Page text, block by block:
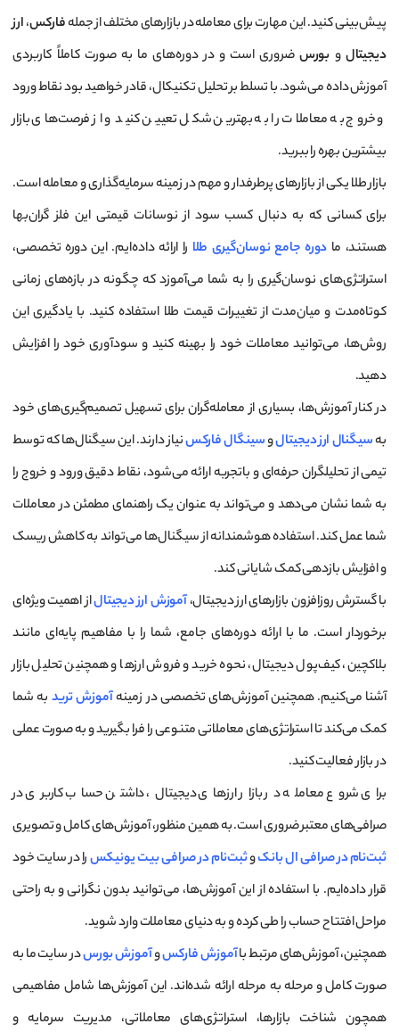
پیش‌بینی کنید. این مهارت برای معامله در بازارهای مختلف از جملهفارکس،ارز
دیجیتال و بورس ضروری است و در دوره‌های ما به صورت کاملاً کاربردی
آموزش داده می‌شود. با تسلط بر تحلیل تکنیکال، قادر خواهید بود نقاط ورود
و خروج به معاملات را به بهترین شکل تعیین کنید و از فرصت‌های بازار
بیشترین بهره را ببرید.
بازار طلا یکی از بازارهای پرطرفدار و مهم در زمینه سرمایه‌گذاری و معامله است.
برای کسانی که به دنبال کسب سود از نوسانات قیمتی این فلز گران‌بها
هستند، ما دوره جامع نوسان‌گیری طلا را ارائه داده‌ایم. این دوره تخصصی،
استراتژی‌های نوسان‌گیری را به شما می‌آموزد که چگونه در بازه‌های زمانی
کوتاه‌مدت و میان‌مدت از تغییرات قیمت طلا استفاده کنید. با یادگیری این
روش‌ها، می‌توانید معاملات خود را بهینه کنید و سودآوری خود را افزایش
دهید.
در کنار آموزش‌ها، بسیاری از معامله‌گران برای تسهیل تصمیم‌گیری‌های خود
بهسیگنال ارز دیجیتالوسینگال فارکسنیاز دارند. این سیگنال‌ها که توسط
تیمی از تحلیلگران حرفه‌ای و باتجربه ارائه می‌شود، نقاط دقیق ورود و خروج را
به شما نشان می‌دهد و می‌تواند به عنوان یک راهنمای مطمئن در معاملات
شما عمل کند. استفاده هوشمندانه از سیگنال‌ها می‌تواند به کاهش ریسک
و افزایش بازدهی کمک شایانی کند.
با گسترش روزافزون بازارهای ارز دیجیتال،آموزش ارز دیجیتالاز اهمیت ویژه‌ای
برخوردار است. ما با ارائه دوره‌های جامع، شما را با مفاهیم پایه‌ای مانند
بلاکچین، کیف‌پول دیجیتال، نحوه خرید و فروش ارزها و همچنین تحلیل بازار
آشنا می‌کنیم. همچنین آموزش‌های تخصصی در زمینهآموزش ترید به شما
کمک می‌کند تا استراتژی‌های معاملاتی متنوعی را فرا بگیرید و به صورت عملی
در بازار فعالیت کنید.
برای شروع معامله در بازار ارزهای دیجیتال، داشتن حساب کاربری در
صرافی‌های معتبر ضروری است. به همین منظور، آموزش‌های کامل و تصویری
ثبت‌نام در صرافی ال بانکوثبت‌نام در صرافی بیت یونیکسرا در سایت خود
قرار داده‌ایم. با استفاده از این آموزش‌ها، می‌توانید بدون نگرانی و به راحتی
مراحل افتتاح حساب را طی کرده و به دنیای معاملات وارد شوید.
همچنین، آموزش‌های مرتبط باآموزش فارکسوآموزش بورسدر سایت ما به
صورت کامل و مرحله به مرحله ارائه شده‌اند. این آموزش‌ها شامل مفاهیمی
همچون شناخت بازارها، استراتژی‌های معاملاتی، مدیریت سرمایه و